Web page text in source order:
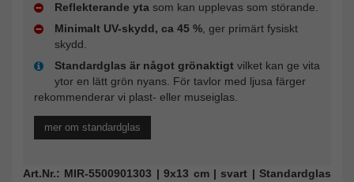
Reflekterande yta som kan upplevas som störande.
Minimalt UV-skydd, ca 45 %, ger primärt fysiskt
skydd.
Standardglas är något grönaktigt vilket kan ge vita
ytor en lätt grön nyans. För tavlor med ljusa färger
rekommenderar vi plast- eller museiglas.
mer om standardglas
Art.Nr.: MIR-5500901303 | 9x13 cm | svart | Standardglas